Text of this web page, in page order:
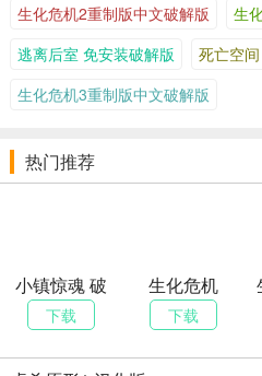
生化危机2重制版中文破解版
生
逃离后室 免安装破解版
死亡空
生化危机3重制版中文破解版
热门推荐
小镇惊魂 破
解版（全网
唯一能玩
下载
生化危机
2（全网唯一
破解版内附
双版本）
下载